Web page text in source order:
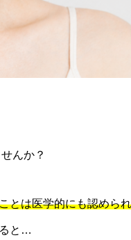
んか？
とは医学的にも認めら
と…